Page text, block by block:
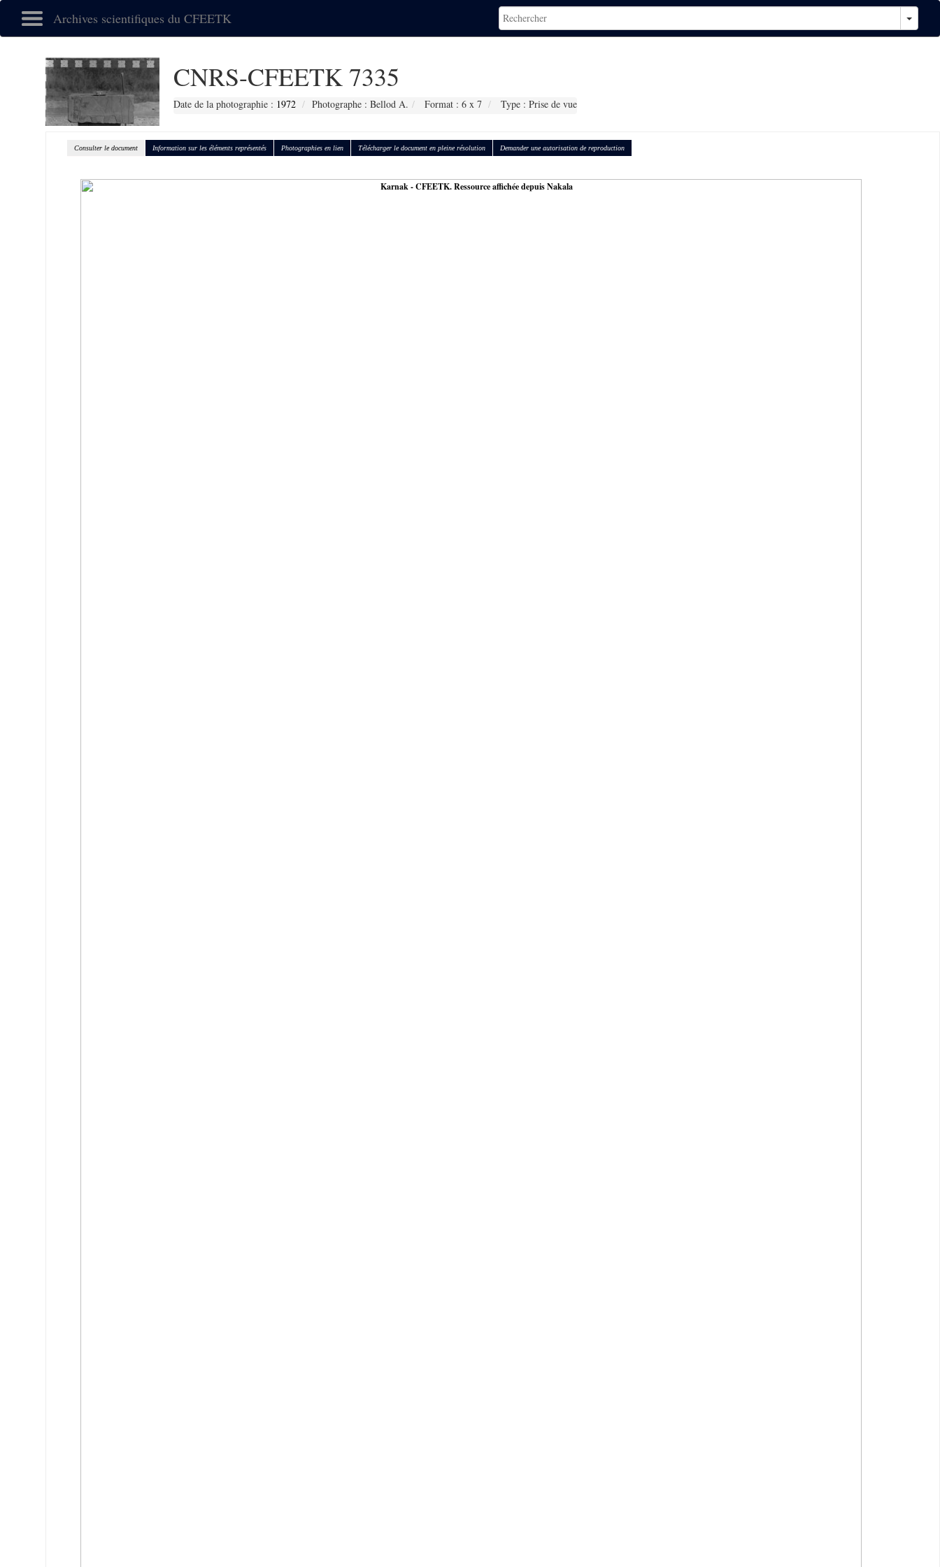
Archives scientifiques du CFEETK
CNRS-CFEETK 7335
Date de la photographie : 1972 Photographe : Bellod A. Format : 6 x 7 Type : Prise de vue
Consulter le document Information sur les éléments représentés Photographies en lien Télécharger le document en pleine résolution Demander une autorisation de reproduction